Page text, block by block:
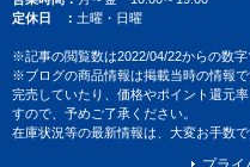
定休日
土曜・日曜
※記事の閲覧数は2022/04/22からの数字
※ブログの商品情報は掲載当時の情報で
完売していたり、価格やポイント還元
すので、予めご了承ください。
在庫状況等の最新情報は、大変お手数